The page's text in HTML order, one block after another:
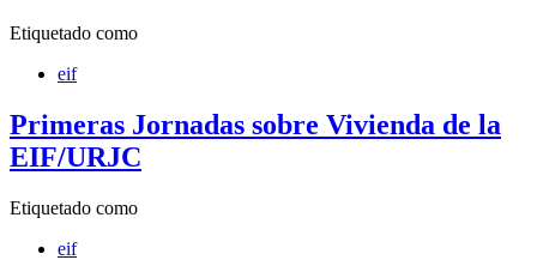
Etiquetado como
eif
Primeras Jornadas sobre Vivienda de la
EIF/URJC
Etiquetado como
eif